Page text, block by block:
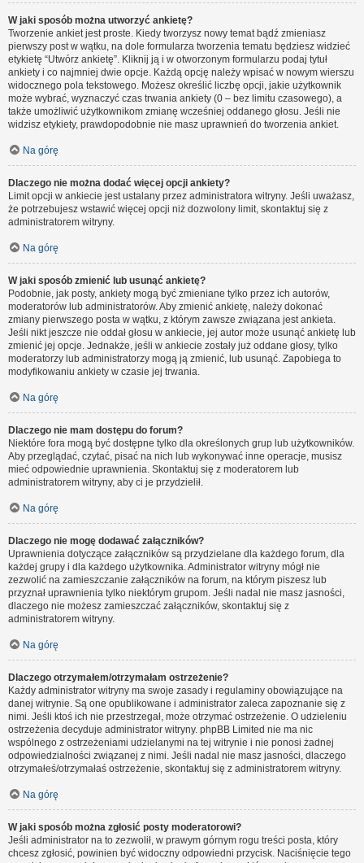
W jaki sposób można utworzyć ankietę?
Tworzenie ankiet jest proste. Kiedy tworzysz nowy temat bądź zmieniasz
pierwszy post w wątku, na dole formularza tworzenia tematu będziesz widzieć
etykietę “Utwórz ankietę”. Kliknij ją i w otworzonym formularzu podaj tytuł
ankiety i co najmniej dwie opcje. Każdą opcję należy wpisać w nowym wierszu
widocznego pola tekstowego. Możesz określić liczbę opcji, jakie użytkownik
może wybrać, wyznaczyć czas trwania ankiety (0 – bez limitu czasowego), a
także umożliwić użytkownikom zmianę wcześniej oddanego głosu. Jeśli nie
widzisz etykiety, prawdopodobnie nie masz uprawnień do tworzenia ankiet.
Na górę
Dlaczego nie można dodać więcej opcji ankiety?
Limit opcji w ankiecie jest ustalany przez administratora witryny. Jeśli uważasz,
że potrzebujesz wstawić więcej opcji niż dozwolony limit, skontaktuj się z
administratorem witryny.
Na górę
W jaki sposób zmienić lub usunąć ankietę?
Podobnie, jak posty, ankiety mogą być zmieniane tylko przez ich autorów,
moderatorów lub administratorów. Aby zmienić ankietę, należy dokonać
zmiany pierwszego posta w wątku, z którym zawsze związana jest ankieta.
Jeśli nikt jeszcze nie oddał głosu w ankiecie, jej autor może usunąć ankietę lub
zmienić jej opcje. Jednakże, jeśli w ankiecie zostały już oddane głosy, tylko
moderatorzy lub administratorzy mogą ją zmienić, lub usunąć. Zapobiega to
modyfikowaniu ankiety w czasie jej trwania.
Na górę
Dlaczego nie mam dostępu do forum?
Niektóre fora mogą być dostępne tylko dla określonych grup lub użytkowników.
Aby przeglądać, czytać, pisać na nich lub wykonywać inne operacje, musisz
mieć odpowiednie uprawnienia. Skontaktuj się z moderatorem lub
administratorem witryny, aby ci je przydzielił.
Na górę
Dlaczego nie mogę dodawać załączników?
Uprawnienia dotyczące załączników są przydzielane dla każdego forum, dla
każdej grupy i dla każdego użytkownika. Administrator witryny mógł nie
zezwolić na zamieszczanie załączników na forum, na którym piszesz lub
przyznał uprawnienia tylko niektórym grupom. Jeśli nadal nie masz jasności,
dlaczego nie możesz zamieszczać załączników, skontaktuj się z
administratorem witryny.
Na górę
Dlaczego otrzymałem/otrzymałam ostrzeżenie?
Każdy administrator witryny ma swoje zasady i regulaminy obowiązujące na
danej witrynie. Są one opublikowane i administrator zaleca zapoznanie się z
nimi. Jeśli ktoś ich nie przestrzegał, może otrzymać ostrzeżenie. O udzieleniu
ostrzeżenia decyduje administrator witryny. phpBB Limited nie ma nic
wspólnego z ostrzeżeniami udzielanymi na tej witrynie i nie ponosi żadnej
odpowiedzialności związanej z nimi. Jeśli nadal nie masz jasności, dlaczego
otrzymałeś/otrzymałaś ostrzeżenie, skontaktuj się z administratorem witryny.
Na górę
W jaki sposób można zgłosić posty moderatorowi?
Jeśli administrator na to zezwolił, w prawym górnym rogu treści posta, który
chcesz zgłosić, powinien być widoczny odpowiedni przycisk. Naciśnięcie tego